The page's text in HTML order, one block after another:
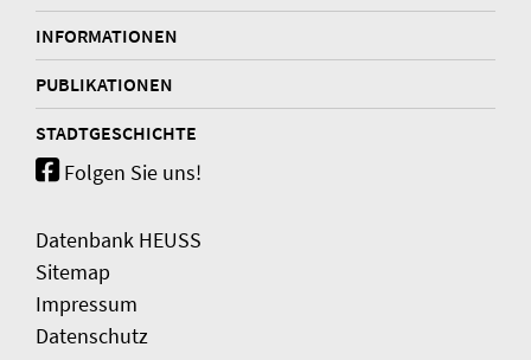
INFORMATIONEN
PUBLIKATIONEN
STADTGESCHICHTE
Folgen Sie uns!
Datenbank HEUSS
Sitemap
Impressum
Datenschutz